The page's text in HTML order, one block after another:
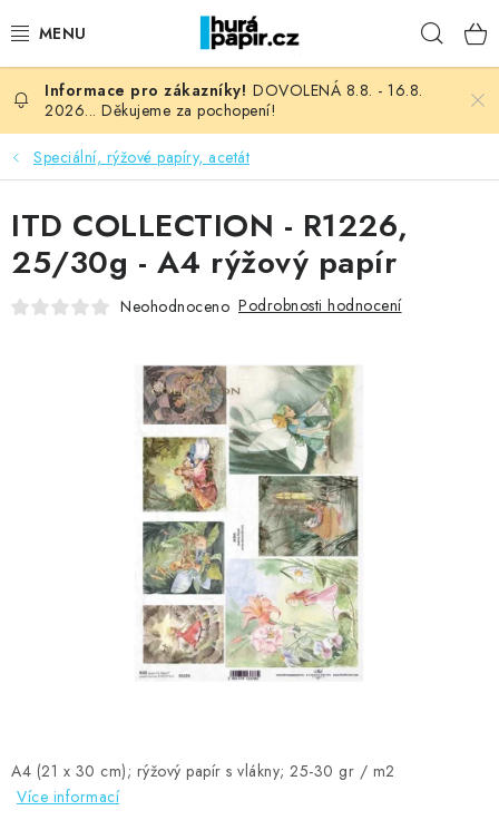
na
NOVINKY
HURÁ DÍLNA
VŠECHNO ZBOŽÍ
KNIHAŘSKÝ MATERIÁL
MOJE OBJEDNÁVKA
Kontakty Moje objednávka
Oblíbené ♥️
Hodnocení obchodu
Obchodní podmínky
DOVOLENÁ 8.8. - 16.8.
2026... Děkujeme za pochopení!
Speciální, rýžové papíry, acetát
A4 (21 x 30 cm); rýžový papír s vlákny; 25-30 gr / m2
Více informací
ITD COLLECTION - R1226,
25/30g - A4 rýžový papír
Neohodnoceno Podrobnosti hodnocení